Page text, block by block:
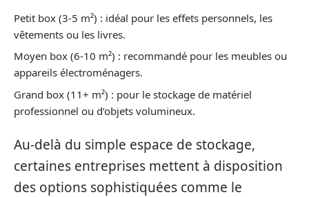
Petit box (3-5 m²) : idéal pour les effets personnels, les
vêtements ou les livres.
Moyen box (6-10 m²) : recommandé pour les meubles ou
appareils électroménagers.
Grand box (11+ m²) : pour le stockage de matériel
professionnel ou d’objets volumineux.
Au-delà du simple espace de stockage,
certaines entreprises mettent à disposition
des options sophistiquées comme le